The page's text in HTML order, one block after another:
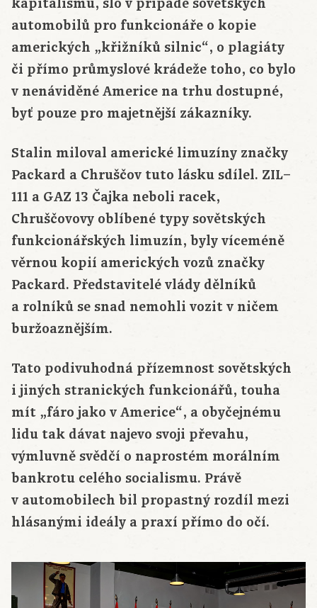
automobilů pro funkcionáře o kopie
amerických „křižníků silnic“, o plagiáty
či přímo průmyslové krádeže toho, co bylo
v nenáviděné Americe na trhu dostupné,
byť pouze pro majetnější zákazníky.
Stalin miloval americké limuzíny značky
Packard a Chruščov tuto lásku sdílel. ZIL–
111 a GAZ 13 Čajka neboli racek,
Chruščovovy oblíbené typy sovětských
funkcionářských limuzín, byly víceméně
věrnou kopií amerických vozů značky
Packard. Představitelé vlády dělníků
a rolníků se snad nemohli vozit v ničem
buržoaznějším.
Tato podivuhodná přízemnost sovětských
i jiných stranických funkcionářů, touha
mít „fáro jako v Americe“, a obyčejnému
lidu tak dávat najevo svoji převahu,
výmluvně svědčí o naprostém morálním
bankrotu celého socialismu. Právě
v automobilech bil propastný rozdíl mezi
hlásanými ideály a praxí přímo do očí.